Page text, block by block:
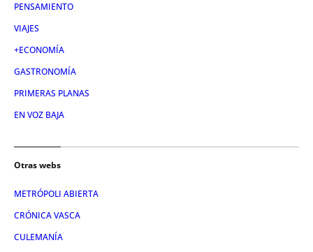
PENSAMIENTO
VIAJES
+ECONOMÍA
GASTRONOMÍA
PRIMERAS PLANAS
EN VOZ BAJA
Otras webs
METRÓPOLI ABIERTA
CRÓNICA VASCA
CULEMANÍA